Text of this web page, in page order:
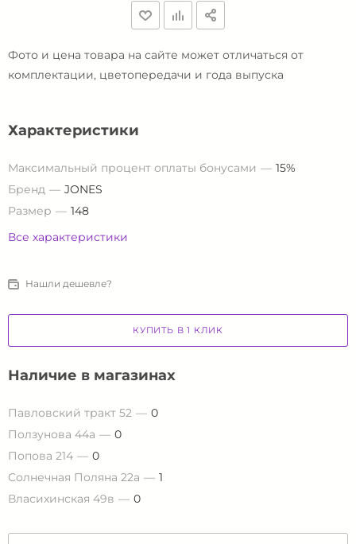
Фото и цена товара на сайте может отличаться от
комплектации, цветопередачи и года выпуска
Характеристики
Максимальный процент оплаты бонусами
15%
Бренд
JONES
Размер
148
Все характеристики
Нашли дешевле?
КУПИТЬ В 1 КЛИК
Наличие в магазинах
Павловский тракт 52
0
Ползунова 44а
0
Попова 214
0
Солнечная Поляна 22а
1
Власихинская 49в
0